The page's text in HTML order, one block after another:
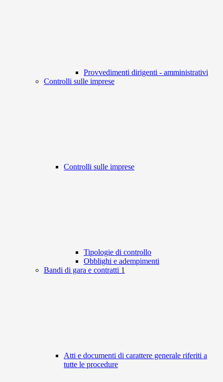
Provvedimenti dirigenti - amministrativi
Controlli sulle imprese
Controlli sulle imprese
Tipologie di controllo
Obblighi e adempimenti
Bandi di gara e contratti 1
Atti e documenti di carattere generale riferiti a
tutte le procedure